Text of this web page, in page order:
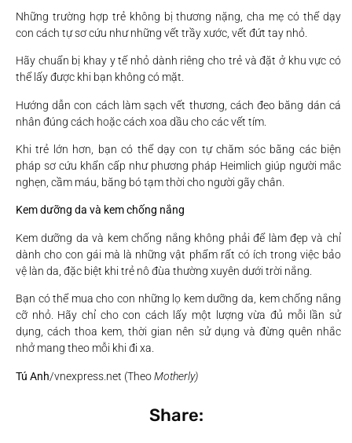
Những trường hợp trẻ không bị thương nặng, cha mẹ có thể dạy
con cách tự sơ cứu như những vết trầy xước, vết đứt tay nhỏ.
Hãy chuẩn bị khay y tế nhỏ dành riêng cho trẻ và đặt ở khu vực có
thể lấy được khi bạn không có mặt.
Hướng dẫn con cách làm sạch vết thương, cách đeo băng dán cá
nhân đúng cách hoặc cách xoa dầu cho các vết tím.
Khi trẻ lớn hơn, bạn có thể dạy con tự chăm sóc bằng các biện
pháp sơ cứu khẩn cấp như phương pháp Heimlich giúp người mắc
nghẹn, cầm máu, băng bó tạm thời cho người gãy chân.
Kem dưỡng da và kem chống nắng
Kem dưỡng da và kem chống nắng không phải để làm đẹp và chỉ
dành cho con gái mà là những vật phẩm rất có ích trong việc bảo
vệ làn da, đặc biệt khi trẻ nô đùa thường xuyên dưới trời nắng.
Bạn có thể mua cho con những lọ kem dưỡng da, kem chống nắng
cỡ nhỏ. Hãy chỉ cho con cách lấy một lượng vừa đủ mỗi lần sử
dụng, cách thoa kem, thời gian nên sử dụng và đừng quên nhắc
nhở mang theo mỗi khi đi xa.
Tú Anh/vnexpress.net (TheoMotherly)
Share: